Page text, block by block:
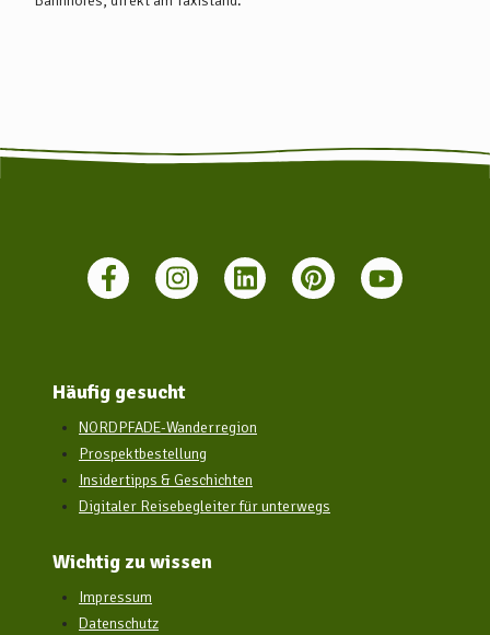
Häufig gesucht
NORDPFADE-Wanderregion
Prospektbestellung
Insidertipps & Geschichten
Digitaler Reisebegleiter für unterwegs
Wichtig zu wissen
Impressum
Datenschutz